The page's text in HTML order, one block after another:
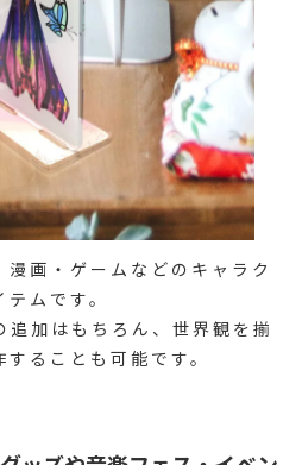
画・ゲームなどのキャラク
ムです。
加はもちろん、世界観を揃
ることも可能です。